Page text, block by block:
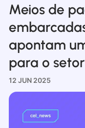
Meios de
apontam
para o
12 JUN 2025